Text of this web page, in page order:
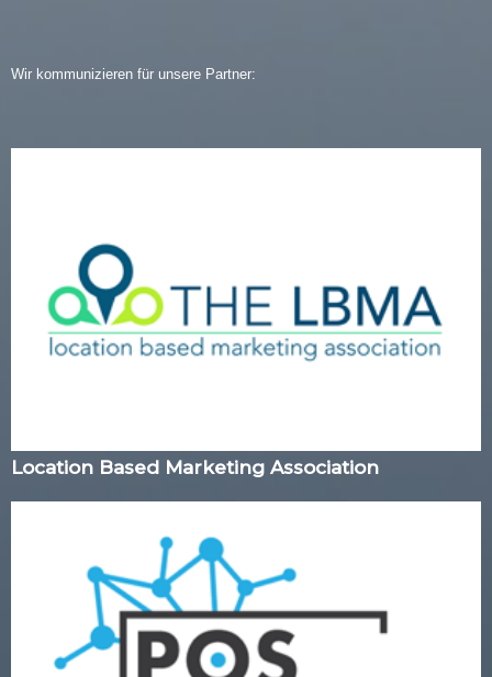
Wir kommunizieren für unsere Partner:
Location Based Marketing Association